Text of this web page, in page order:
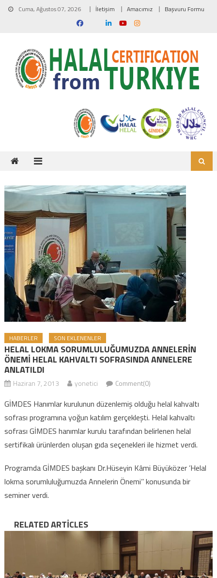
Skip to content
Cuma, Ağustos 07, 2026 İletişim Amacımız Başvuru Formu
HABERLER SON EKLENENLER
HELAL LOKMA SORUMLULUĞUMUZDA ANNELERİN
ÖNEMİ HELAL KAHVALTI SOFRASINDA ANNELERE
ANLATILDI
Haziran 7, 2013 yonetici Comment(0)
GİMDES Hanımlar kurulunun düzenlemiş olduğu helal kahvaltı
sofrası programına yoğun katılım gerçekleşti. Helal kahvaltı
sofrası GİMDES hanımlar kurulu tarafından belirlenen helal
sertifikalı ürünlerden oluşan gıda seçenekleri ile hizmet verdi.
Programda GİMDES başkanı Dr.Hüseyin Kâmi Büyüközer ’Helal
lokma sorumluluğumuzda Annelerin Önemi’’ konusunda bir
seminer verdi.
RELATED ARTICLES